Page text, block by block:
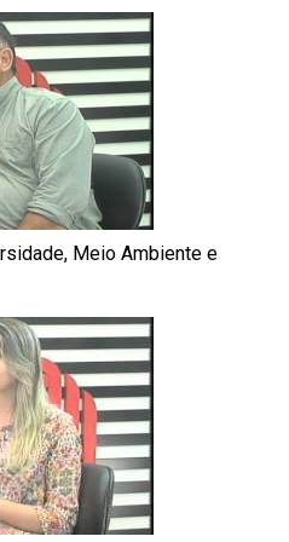
Meio Ambiente e